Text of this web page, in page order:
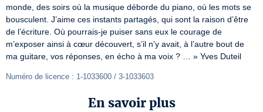
monde, des soirs où la musique déborde du piano, où les mots se
bousculent. J’aime ces instants partagés, qui sont la raison d’être
de l’écriture. Où pourrais-je puiser sans eux le courage de
m’exposer ainsi à cœur découvert, s’il n’y avait, à l’autre bout de
ma guitare, vos réponses, en écho à ma voix ? … » Yves Duteil
Numéro de licence : 1-1033600 / 3-1033603
En savoir plus